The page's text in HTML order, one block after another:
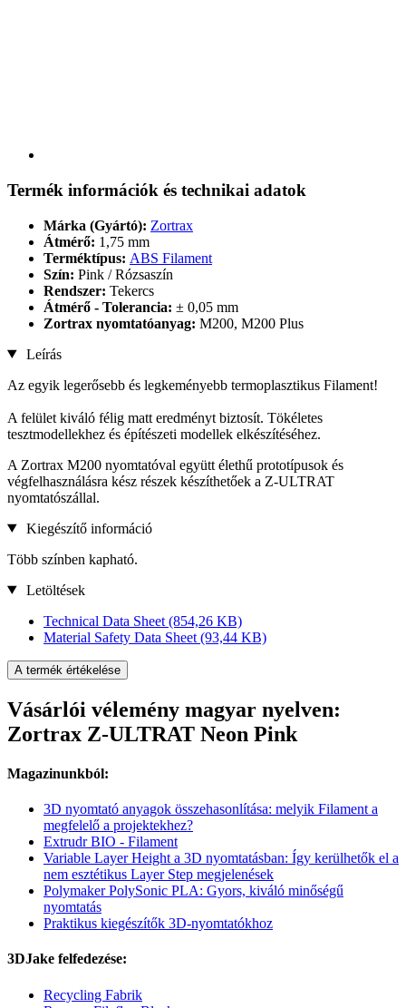
Termék információk és technikai adatok
Márka (Gyártó): Zortrax
Átmérő: 1,75 mm
Terméktípus: ABS Filament
Szín: Pink / Rózsaszín
Rendszer: Tekercs
Átmérő - Tolerancia: ± 0,05 mm
Zortrax nyomtatóanyag: M200, M200 Plus
Leírás
Az egyik legerősebb és legkeményebb termoplasztikus Filament!
A felület kiváló félig matt eredményt biztosít. Tökéletes
tesztmodellekhez és építészeti modellek elkészítéséhez.
A Zortrax M200 nyomtatóval együtt élethű prototípusok és
végfelhasználásra kész részek készíthetőek a Z-ULTRAT
nyomtatószállal.
Kiegészítő információ
Több színben kapható.
Letöltések
Technical Data Sheet (854,26 KB)
Material Safety Data Sheet (93,44 KB)
A termék értékelése
Vásárlói vélemény magyar nyelven:
Zortrax Z-ULTRAT Neon Pink
Magazinunkból:
3D nyomtató anyagok összehasonlítása: melyik Filament a
megfelelő a projektekhez?
Extrudr BIO - Filament
Variable Layer Height a 3D nyomtatásban: Így kerülhetők el a
nem esztétikus Layer Step megjelenések
Polymaker PolySonic PLA: Gyors, kiváló minőségű
nyomtatás
Praktikus kiegészítők 3D-nyomtatókhoz
3DJake felfedezése:
Recycling Fabrik